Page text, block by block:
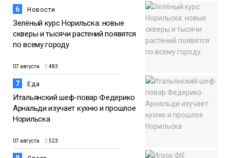
6 Новости
Зелёный курс Норильска: новые
скверы и тысячи растений появятся
по всему городу
07 августа 483
7 Еда
Итальянский шеф-повар Федерико
Арнальди изучает кухню и прошлое
Норильска
07 августа 523